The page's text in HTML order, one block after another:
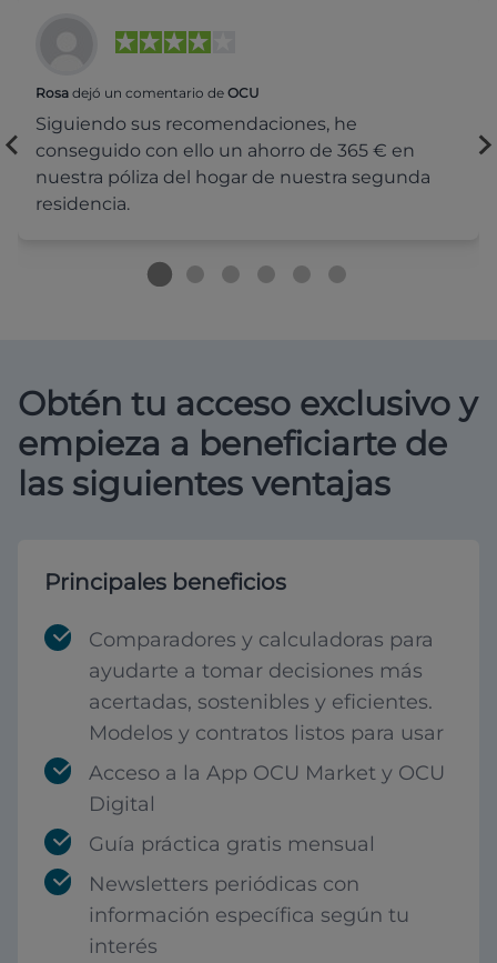
Rosa dejó un comentario de OCU
Siguiendo sus recomendaciones, he
conseguido con ello un ahorro de 365 € en
nuestra póliza del hogar de nuestra segunda
residencia.
Obtén tu acceso exclusivo y
empieza a beneficiarte de
las siguientes ventajas
Principales beneficios
Comparadores y calculadoras para
ayudarte a tomar decisiones más
acertadas, sostenibles y eficientes.
Modelos y contratos listos para usar
Acceso a la App OCU Market y OCU
Digital
Guía práctica gratis mensual
Newsletters periódicas con
información específica según tu
interés